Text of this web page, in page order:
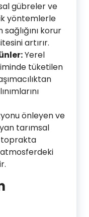
gübreler ve
yöntemlerle
korur
artırır.
Yerel
tüketilen
önleyen ve
tarımsal
toprakta
atmosferdeki